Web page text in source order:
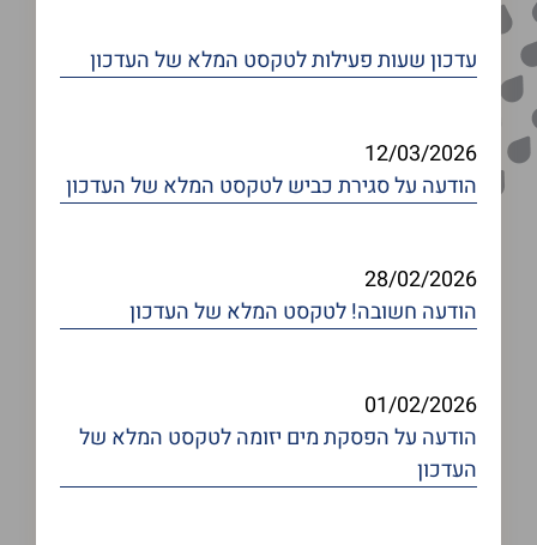
עדכון שעות פעילותלטקסט המלא של העדכון
12/03/2026
הודעה על סגירת כבישלטקסט המלא של העדכון
28/02/2026
הודעה חשובה!לטקסט המלא של העדכון
01/02/2026
הודעה על הפסקת מים יזומהלטקסט המלא של
העדכון